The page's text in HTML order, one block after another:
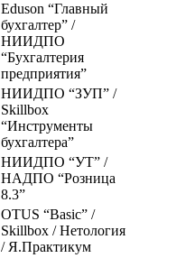
Eduson “Главный
бухгалтер” /
НИИДПО
“Бухгалтерия
предприятия”
НИИДПО “ЗУП” /
Skillbox
“Инструменты
бухгалтера”
НИИДПО “УТ” /
НАДПО “Розница
8.3”
OTUS “Basic” /
Skillbox / Нетология
/ Я.Практикум